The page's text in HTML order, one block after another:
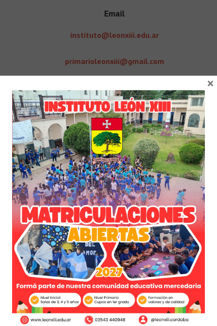
Email
instituto@leonxiii.edu.ar
primarioleonxiii@gmail.com
×